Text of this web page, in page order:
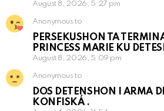
August 8, 2026, 5:27 pm
Anonymous to
PERSEKUSHON TA
PRINCESS MARIE KU
August 8, 2026, 5:09 pm
Anonymous to
DOS DETENSHON I ARMA
KONFISKÁ .